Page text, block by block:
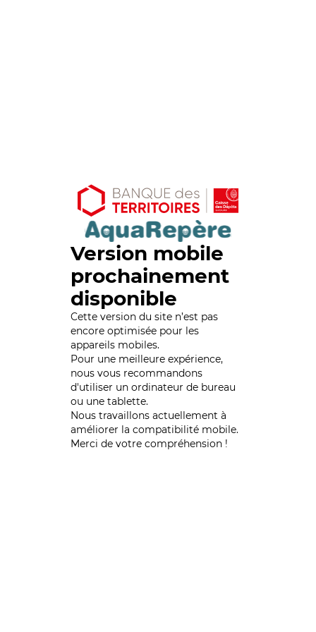
Version mobile
prochainement
disponible
Cette version du site n’est pas
encore optimisée pour les
appareils mobiles.
Pour une meilleure expérience,
nous vous recommandons
d'utiliser un ordinateur de bureau
ou une tablette.
Nous travaillons actuellement à
améliorer la compatibilité mobile.
Merci de votre compréhension !